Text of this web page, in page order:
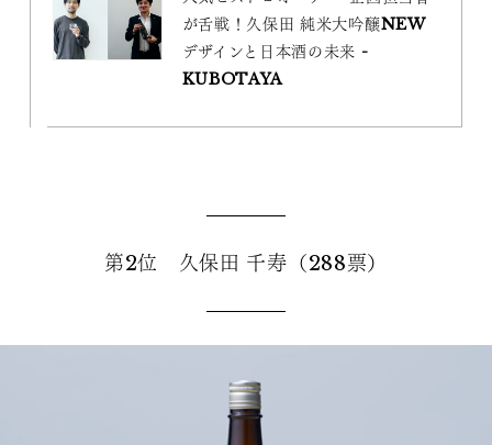
が舌戦！久保田 純米大吟醸NEW
デザインと日本酒の未来 -
KUBOTAYA
第2位 久保田 千寿（288票）